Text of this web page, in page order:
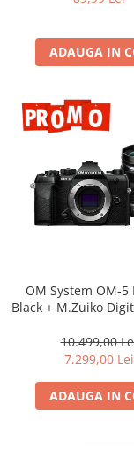
Tablete grafice
Alimentatoare 220V
Carcase de tip
integrare in
complexe
Curatare Senzor
Nivela patina
Transmitator de
Vizor
Accesorii diverse
ADAUGA IN
OM System OM-5
Black + M.Zuiko
camera mirrorless
Thirds 20.4MP
10.499,00
7.299,00 Lei
ADAUGA IN